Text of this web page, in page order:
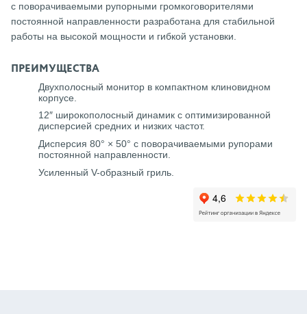
с поворачиваемыми рупорными громкоговорителями
постоянной направленности разработана для стабильной
работы на высокой мощности и гибкой установки.
ПРЕИМУЩЕСТВА
Двухполосный монитор в компактном клиновидном
корпусе.
12″ широкополосный динамик с оптимизированной
дисперсией средних и низких частот.
Дисперсия 80° × 50° с поворачиваемыми рупорами
постоянной направленности.
Усиленный V-образный гриль.